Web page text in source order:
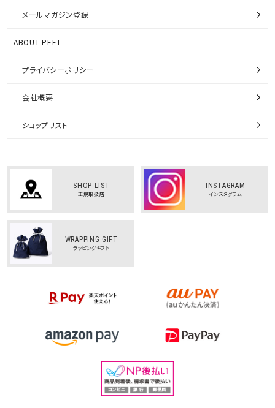
メールマガジン登録
ABOUT PEET
プライバシーポリシー
会社概要
ショップリスト
SHOP LIST
正規取扱店
INSTAGRAM
インスタグラム
WRAPPING GIFT
ラッピングギフト